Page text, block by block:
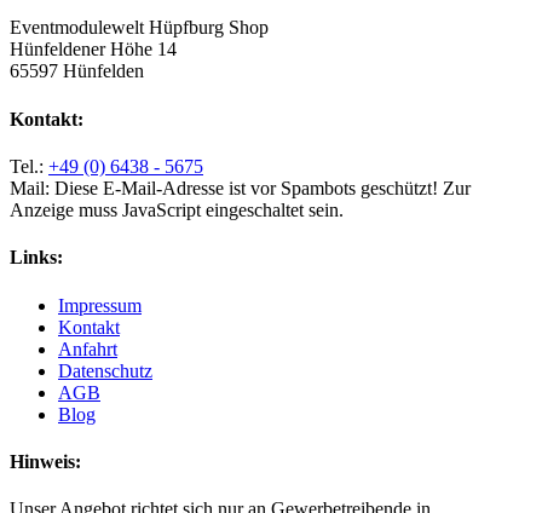
Eventmodulewelt Hüpfburg Shop
Hünfeldener Höhe 14
65597 Hünfelden
Kontakt:
Tel.: +49 (0) 6438 - 5675
Mail: Diese E-Mail-Adresse ist vor Spambots geschützt! Zur
Anzeige muss JavaScript eingeschaltet sein.
Links:
Impressum
Kontakt
Anfahrt
Datenschutz
AGB
Blog
Hinweis:
Unser Angebot richtet sich nur an Gewerbetreibende in